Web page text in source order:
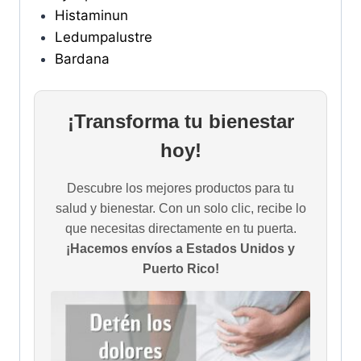
Histaminun
Ledumpalustre
Bardana
¡Transforma tu bienestar
hoy!
Descubre los mejores productos para tu
salud y bienestar. Con un solo clic, recibe lo
que necesitas directamente en tu puerta.
¡Hacemos envíos a Estados Unidos y
Puerto Rico!